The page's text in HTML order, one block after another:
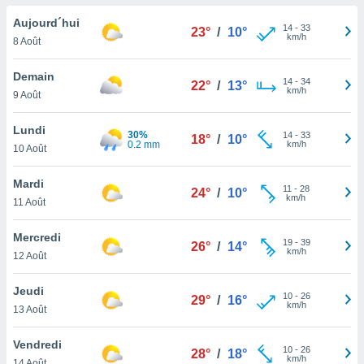
et
»,
de
ou
de
le
ainsi
la
du
Aujourd´hui
8 Août
23° / 10° 14- 33
km/h
Demain
9 Août
22° / 13° 14- 34
km/h
Lundi
10 Août
30%
0.2 mm
18° / 10° 14- 33
km/h
Mardi
11 Août
24° / 10° 11 - 28
km/h
Mercredi
12 Août
26° / 14° 19- 39
km/h
Jeudi
13 Août
29° / 16° 10- 26
km/h
Vendredi
28° / 18° 10- 26
km/h